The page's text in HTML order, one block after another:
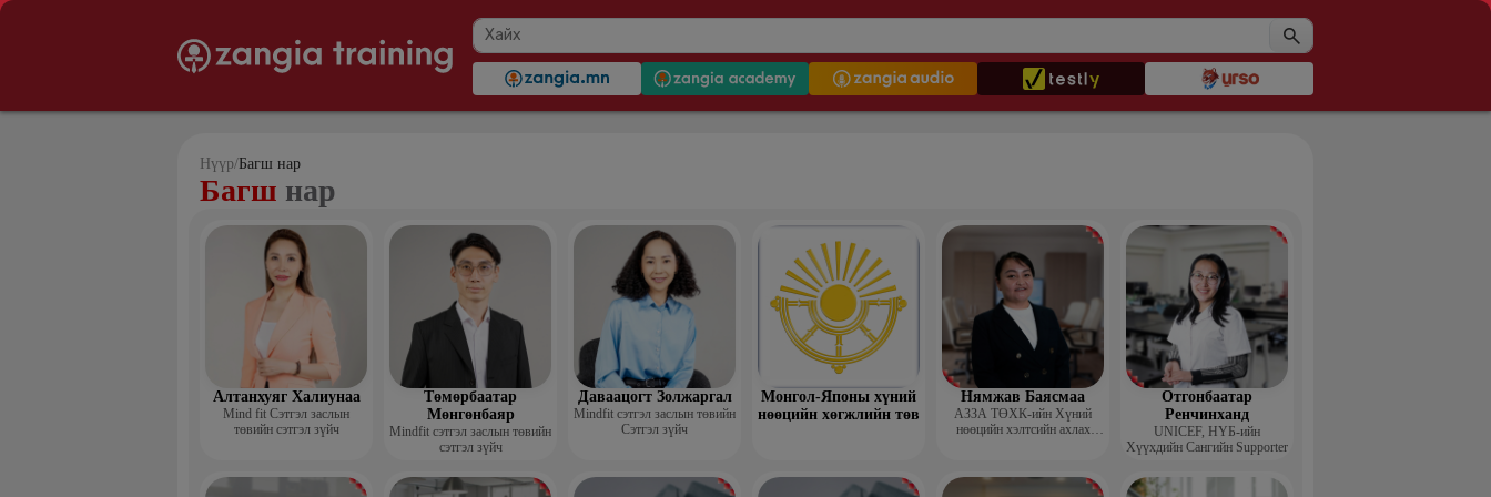
Нүүр/Багш нар
Багш нар
Алтанхуяг Халиунаа
Mind fit Сэтгэл заслын
төвийн сэтгэл зүйч
Төмөрбаатар
Мөнгөнбаяр
Mindfit сэтгэл заслын төвийн
сэтгэл зүйч
Даваацогт Золжаргал
Mindfit сэтгэл заслын төвийн
Сэтгэл зүйч
Монгол-Японы хүний
нөөцийн хөгжлийн төв
Нямжав Баясмаа
АЗЗА ТӨХК-ийн Хүний
нөөцийн хэлтсийн ахлах
Отгонбаатар
Ренчинханд
UNIСЕF, НҮБ-ийн
Хүүхдийн Сангийн Supporter